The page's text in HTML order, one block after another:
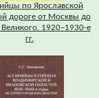
по Ярославской
дороге от Москвы до
Великого. 1920–1930-е
гг.